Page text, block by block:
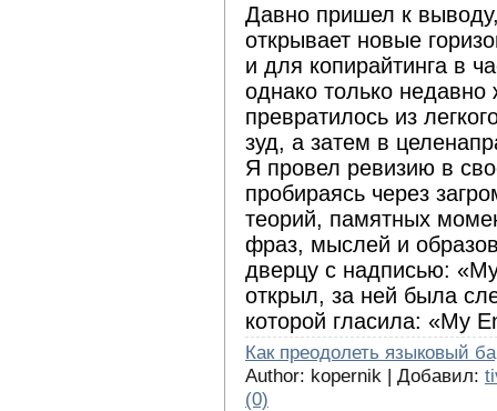
Давно пришел к выводу,
открывает новые
и для копирайтинга в
однако только недавно
превратилось из
зуд, а затем в
Я провел ревизию в
пробираясь через
теорий, памятных
фраз, мыслей и
дверцу с надписью:
открыл, за ней была
которой гласила: «My
Как преодолеть языковый
Author: kopernik | Добавил:
(0)